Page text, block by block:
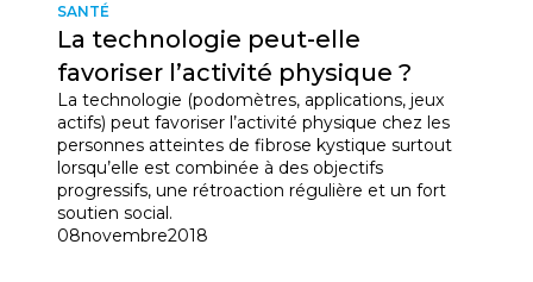
SANTÉ
La technologie peut-elle
favoriser l’activité physique ?
La technologie (podomètres, applications, jeux
actifs) peut favoriser l’activité physique chez les
personnes atteintes de fibrose kystique surtout
lorsqu’elle est combinée à des objectifs
progressifs, une rétroaction régulière et un fort
soutien social.
08novembre2018